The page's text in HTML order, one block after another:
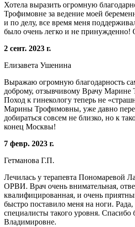
Хотела выразить огромную
Трофимовне за ведение моей
и по делу, все время меня
было очень легко и не принужденно!
2 сент. 2023 г.
Елизавета Ушенина
Выражаю огромную благодарность
доброму, отзывчивому Врачу
Поход к гинекологу теперь не
Марины Трофимовны, уже давно
добираться совсем не близко, но к
конец Москвы!
7 февр. 2023 г.
Гетманова Г.П.
Лечилась у терапевта Пономаревой
ОРВИ. Врач очень внимательная,
квалифицированная, и очень
быстро поставило меня на ноги.
специалисты такого уровня. Спасибо
Владимировне.